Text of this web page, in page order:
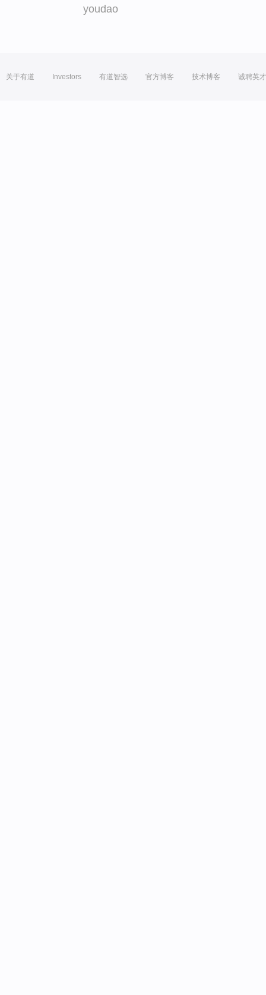
youdao
关于有道 Investors 有道智选 官方博客 技术博客 诚聘英才